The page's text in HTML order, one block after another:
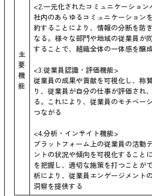
主
要
機
能
<2.一元化されたコミュニケーション
社内のあらゆるコミュニケーション
約することにより、情報の分断を防
なる。様々な部門や地域の従業員が
することで、組織全体の一体感を醸
<3.従業員認識・評価機能>
従業員の成果や貢献を可視化し、称
り、従業員が自分の仕事が評価され
る。これにより、従業員のモチベー
つながる
<4.分析・インサイト機能>
プラットフォーム上の従業員の活動
ントの状況や傾向を可視化すること
を把握し、適切な施策を打つことが
析により、従業員エンゲージメント
洞察を提供する